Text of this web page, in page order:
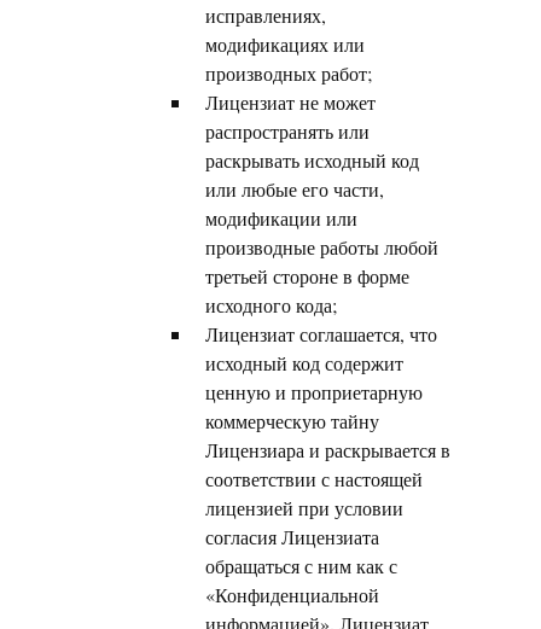
исправлениях,
модификациях или
производных работ;
Лицензиат не может
распространять или
раскрывать исходный код
или любые его части,
модификации или
производные работы любой
третьей стороне в форме
исходного кода;
Лицензиат соглашается, что
исходный код содержит
ценную и проприетарную
коммерческую тайну
Лицензиара и раскрывается в
соответствии с настоящей
лицензией при условии
согласия Лицензиата
обращаться с ним как с
«Конфиденциальной
информацией». Лицензиат